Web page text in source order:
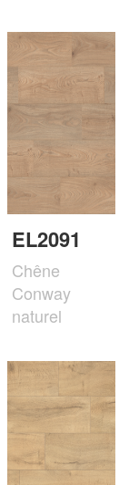
EL2091
Chêne
Conway
naturel